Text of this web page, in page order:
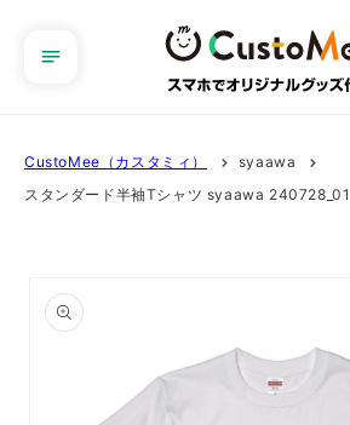
進む
CustoMee（カスタミィ）
syaawa
スタンダード半袖Tシャツ syaawa 240728_01
報にス
キップ